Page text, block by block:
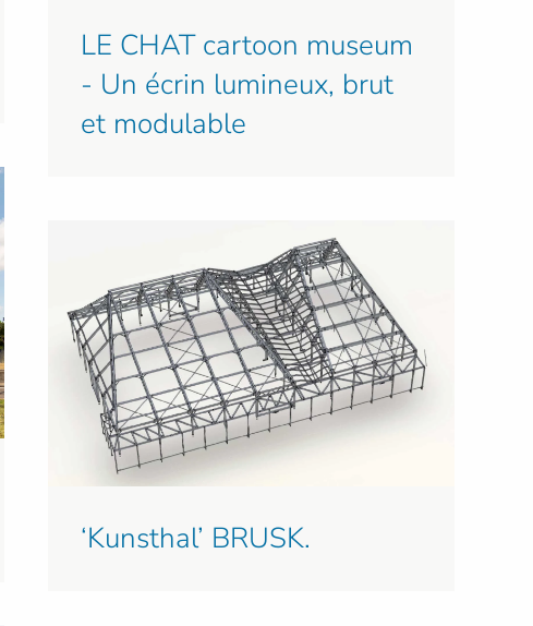
LE CHAT cartoon museum
- Un écrin lumineux, brut
et modulable
‘Kunsthal’ BRUSK.